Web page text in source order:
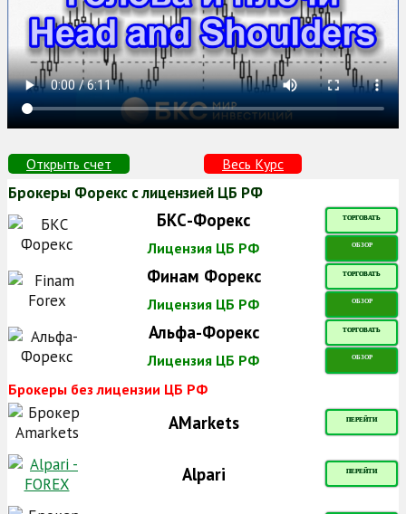
Открыть счет Весь Курс
Брокеры Форекс с лицензией ЦБ РФ
БКС-Форекс ТОРГОВАТЬ
Лицензия ЦБ РФ ОБЗОР
Финам Форекс ТОРГОВАТЬ
Лицензия ЦБ РФ ОБЗОР
Альфа-Форекс ТОРГОВАТЬ
Лицензия ЦБ РФ ОБЗОР
Брокеры без лицензии ЦБ РФ
AMarkets ПЕРЕЙТИ
Alpari ПЕРЕЙТИ